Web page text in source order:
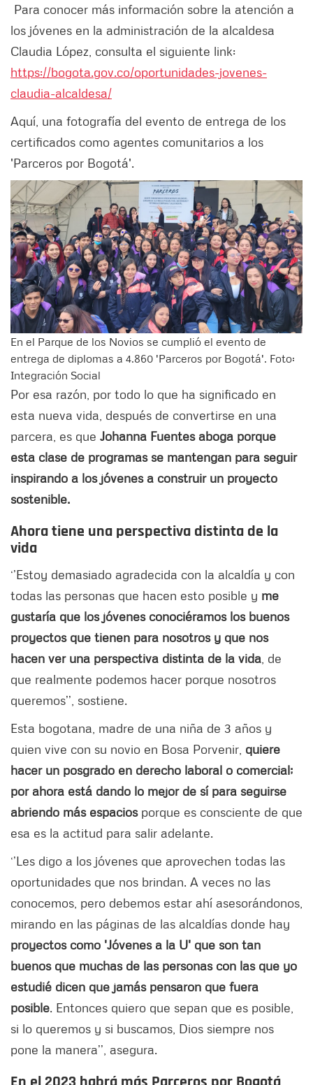
Para conocer más información sobre la atención a
los jóvenes en la administración de la alcaldesa
Claudia López, consulta el siguiente link:
https://bogota.gov.co/oportunidades-jovenes-
claudia-alcaldesa/
Aquí, una fotografía del evento de entrega de los
certificados como agentes comunitarios a los
'Parceros por Bogotá'.
En el Parque de los Novios se cumplió el evento de
entrega de diplomas a 4.860 'Parceros por Bogotá'. Foto:
Integración Social
Por esa razón, por todo lo que ha significado en
esta nueva vida, después de convertirse en una
parcera, es que Johanna Fuentes aboga porque
esta clase de programas se mantengan para seguir
inspirando a los jóvenes a construir un proyecto
sostenible.
Ahora tiene una perspectiva distinta de la
vida
‘’Estoy demasiado agradecida con la alcaldía y con
todas las personas que hacen esto posible y me
gustaría que los jóvenes conociéramos los buenos
proyectos que tienen para nosotros y que nos
hacen ver una perspectiva distinta de la vida, de
que realmente podemos hacer porque nosotros
queremos’’, sostiene.
Esta bogotana, madre de una niña de 3 años y
quien vive con su novio en Bosa Porvenir, quiere
hacer un posgrado en derecho laboral o comercial;
por ahora está dando lo mejor de sí para seguirse
abriendo más espacios porque es consciente de que
esa es la actitud para salir adelante.
‘’Les digo a los jóvenes que aprovechen todas las
oportunidades que nos brindan. A veces no las
conocemos, pero debemos estar ahí asesorándonos,
mirando en las páginas de las alcaldías donde hay
proyectos como 'Jóvenes a la U' que son tan
buenos que muchas de las personas con las que yo
estudié dicen que jamás pensaron que fuera
posible. Entonces quiero que sepan que es posible,
si lo queremos y si buscamos, Dios siempre nos
pone la manera’’, asegura.